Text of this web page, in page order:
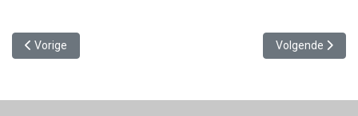
Vorig artikel: Harens Old Goud 2014-2
Vorige Volgende
Volgende